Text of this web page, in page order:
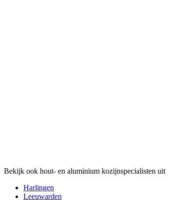
Bekijk ook hout- en aluminium kozijnspecialisten uit
Harlingen
Leeuwarden